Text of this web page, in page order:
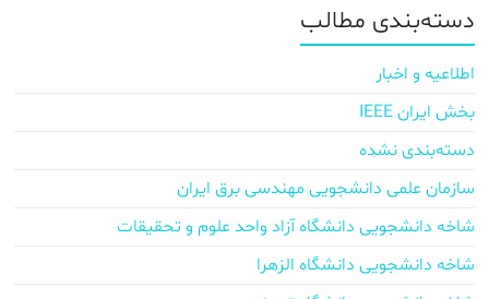
دسته‌بندی مطالب
اطلاعیه و اخبار
بخش ایران IEEE
دسته‌بندی نشده
سازمان علمی دانشجویی مهندسی برق ایران
شاخه دانشجویی دانشگاه آزاد واحد علوم و تحقیقات
شاخه دانشجویی دانشگاه الزهرا